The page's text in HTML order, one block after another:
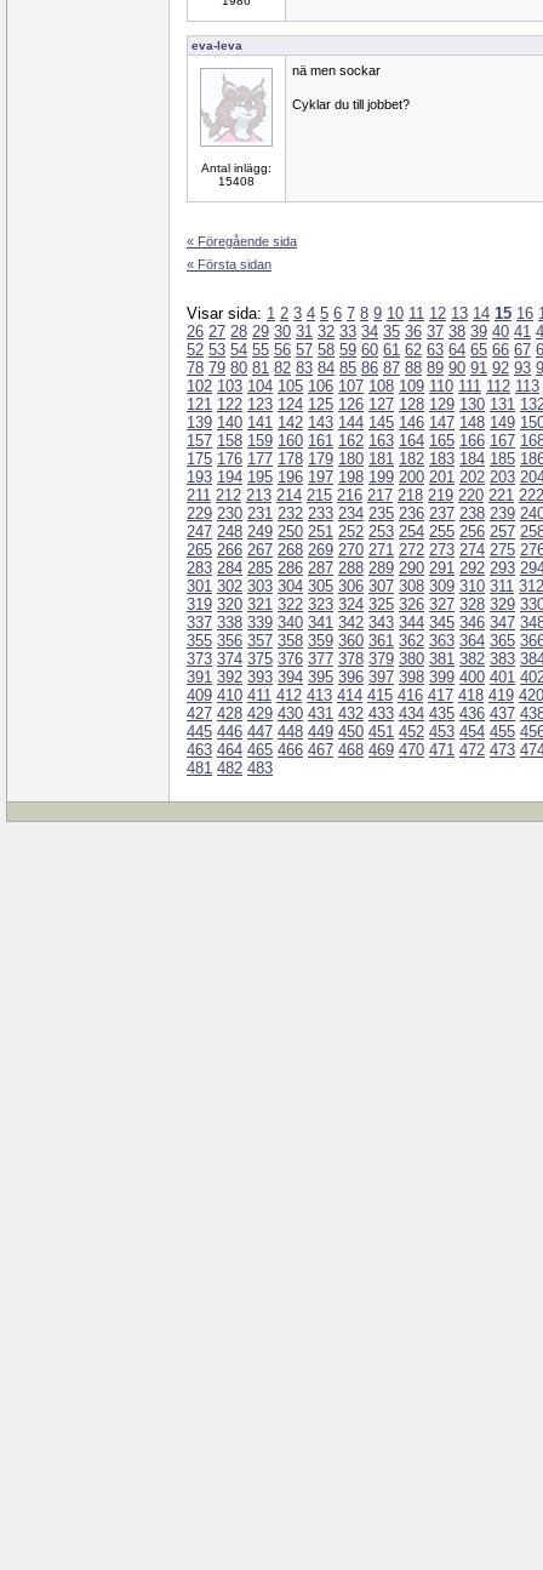
eva-leva
Antal inlägg:
15408
nä men sockar
Cyklar du till jobbet?
« Föregående sida
« Första sidan
Visar sida: 1 2 3 4 5 6 7 8 9 10 11 12 13 14 15 16
26 27 28 29 30 31 32 33 34 35 36 37 38 39 40 41
52 53 54 55 56 57 58 59 60 61 62 63 64 65 66 67
78 79 80 81 82 83 84 85 86 87 88 89 90 91 92 93
102 103 104 105 106 107 108 109 110 111 112 113
121 122 123 124 125 126 127 128 129 130 131
139 140 141 142 143 144 145 146 147 148 149
157 158 159 160 161 162 163 164 165 166 167
175 176 177 178 179 180 181 182 183 184 185
193 194 195 196 197 198 199 200 201 202 203
211 212 213 214 215 216 217 218 219 220 221 222
229 230 231 232 233 234 235 236 237 238 239
247 248 249 250 251 252 253 254 255 256 257
265 266 267 268 269 270 271 272 273 274 275
283 284 285 286 287 288 289 290 291 292 293
301 302 303 304 305 306 307 308 309 310 311 312
319 320 321 322 323 324 325 326 327 328 329
337 338 339 340 341 342 343 344 345 346 347
355 356 357 358 359 360 361 362 363 364 365
373 374 375 376 377 378 379 380 381 382 383
391 392 393 394 395 396 397 398 399 400 401
409 410 411 412 413 414 415 416 417 418 419 420
427 428 429 430 431 432 433 434 435 436 437
445 446 447 448 449 450 451 452 453 454 455
463 464 465 466 467 468 469 470 471 472 473
481 482 483